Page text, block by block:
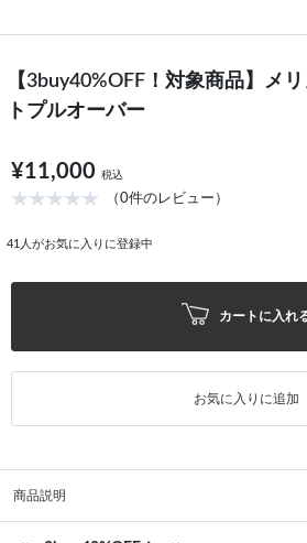
【3buy40%OFF！対象商品】メ
トプルオーバー
¥11,000 税込
（0件のレビュー）
41 人がお気に入りに登録中
カートに入れ
お気に入りに追加
商品説明